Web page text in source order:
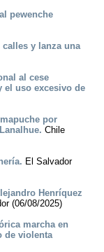
pewenche
y lanza una
al cese
el uso excesivo de
por
Chile
El Salvador
Henríquez
(06/08/2025)
marcha en
de violenta